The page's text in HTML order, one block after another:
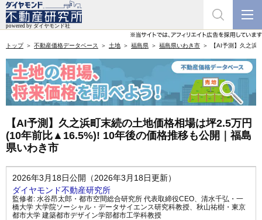
トップ 不動産価格データベース 土地 福島県 福島県いわき市 【AI予測】久之
【AI予測】久之浜町末続の土地価格相場は坪2.5万円
(10年前比▲16.5%)! 10年後の価格推移も公開｜福島
県いわき市
2026年3月18日公開（2026年3月18日更新）
ダイヤモンド不動産研究所
監修者: 水谷昂太郎・都市空間総合研究所 代表取締役CEO、 清水千弘・一
橋大学 大学院ソーシャル・データサイエンス研究科教授、 秋山祐樹・東京
都市大学 建築都市デザイン学部都市工学科教授